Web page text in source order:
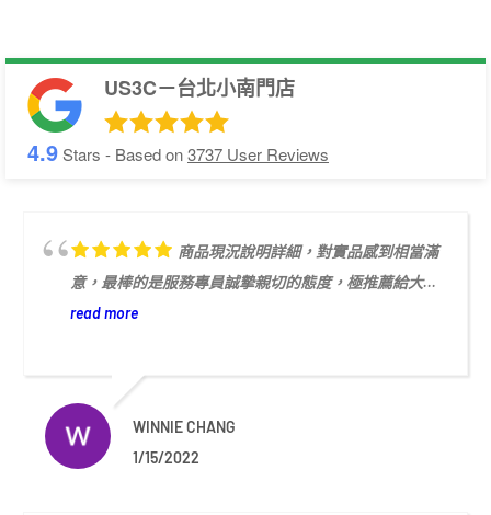
US3C－台北小南門店
4.9Stars - Based on3737 User Reviews
商品現況說明詳細，對實品感到相當滿
意，最棒的是服務專員誠摯親切的態度，極推薦給大...
read more
WINNIE CHANG
1/15/2022